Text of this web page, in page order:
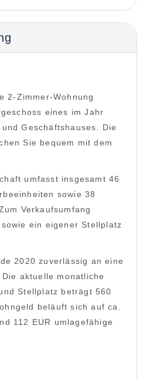
2-Zimmer-Wohnung
eines im Jahr
Geschäftshauses. Die
Sie bequem mit dem
umfasst insgesamt 46
sowie 38
Verkaufsumfang
ein eigener Stellplatz
2020 zuverlässig an eine
aktuelle monatliche
Stellplatz beträgt 560
beläuft sich auf ca.
112 EUR umlagefähige